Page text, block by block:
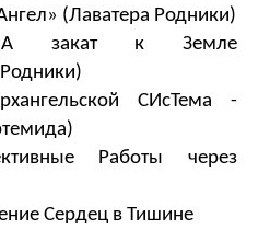
(Лаватера Родники)
закат к Земле
СИсТема -
Работы через
Сердец в Тишине